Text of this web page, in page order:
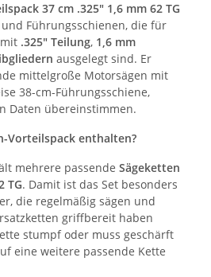
37 cm .325" 1,6 mm 62 TG
Führungsschienen, die für
.325" Teilung, 1,6 mm
ausgelegt sind. Er
mittelgroße Motorsägen mit
38-cm-Führungsschiene,
Daten übereinstimmen.
Vorteilspack enthalten?
mehrere passende Sägeketten
TG. Damit ist das Set besonders
die regelmäßig sägen und
griffbereit haben
stumpf oder muss geschärft
eine weitere passende Kette